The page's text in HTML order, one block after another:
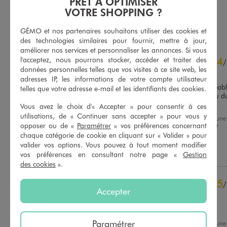
4.7/5
Basé sur7 avis soumis à un
contrôle
Voir tous les avis sur ce site
5étoiles
5
4étoiles
2
2étoiles
0
Trier les avis
4/
Avis vérifié et récompensé
Produit confortable et
porter. Seul bémol , un peu
a enfiler.
Avis du 22/01/2026 , suite à une
expérience du10/01/2026
par
Celine B.
Signaler
5/
, suite à une
VOTRE SHOPPING ?
GÉMO et nos partenaires souhaitons utiliser des cookies et
des technologies similaires pour fournir, mettre à jour,
améliorer nos services et personnaliser les annonces. Si vous
l'acceptez, nous pourrons stocker, accéder et traiter des
données personnelles telles que vos visites à ce site web, les
adresses IP, les informations de votre compte utilisateur
telles que votre adresse e-mail et les identifiants des cookies.
Vous avez le choix d'« Accepter » pour consentir à ces
utilisations, de « Continuer sans accepter » pour vous y
opposer ou de « Paramétrer » vos préférences concernant
chaque catégorie de cookie en cliquant sur « Valider » pour
valider vos options. Vous pouvez à tout moment modifier
vos préférences en consultant notre page « Gestion
des cookies ».
Accepter
Paramétrer